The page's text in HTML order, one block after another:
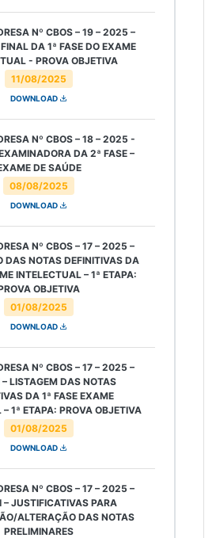
11/08/2025
Nº CBOS – 19 – 2025 –
DA 1ª FASE DO EXAME
- PROVA OBJETIVA
DOWNLOAD
08/08/2025
Nº CBOS – 18 – 2025 -
DA 2ª FASE –
DE SAÚDE
DOWNLOAD
01/08/2025
Nº CBOS – 17 – 2025 –
DAS NOTAS DEFINITIVAS DA
INTELECTUAL – 1ª ETAPA:
OBJETIVA
DOWNLOAD
01/08/2025
Nº CBOS – 17 – 2025 –
LISTAGEM DAS NOTAS
DA 1ª FASE EXAME
1ª ETAPA: PROVA OBJETIVA
DOWNLOAD
Nº CBOS – 17 – 2025 –
– JUSTIFICATIVAS PARA
ALTERAÇÃO DAS NOTAS
PRELIMINARES